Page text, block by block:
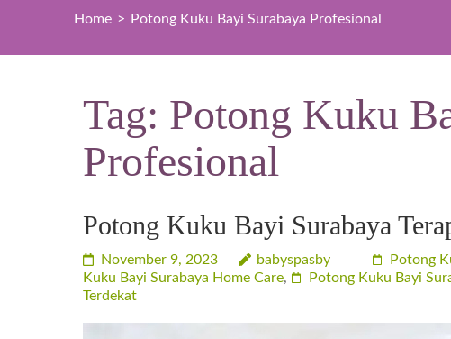
Home > Potong Kuku Bayi Surabaya Profesional
Tag: Potong Kuku
Profesional
Potong Kuku Bayi Surabaya
November 9, 2023 babyspasby Potong
Kuku Bayi Surabaya Home Care, Potong Kuku Bayi
Terdekat